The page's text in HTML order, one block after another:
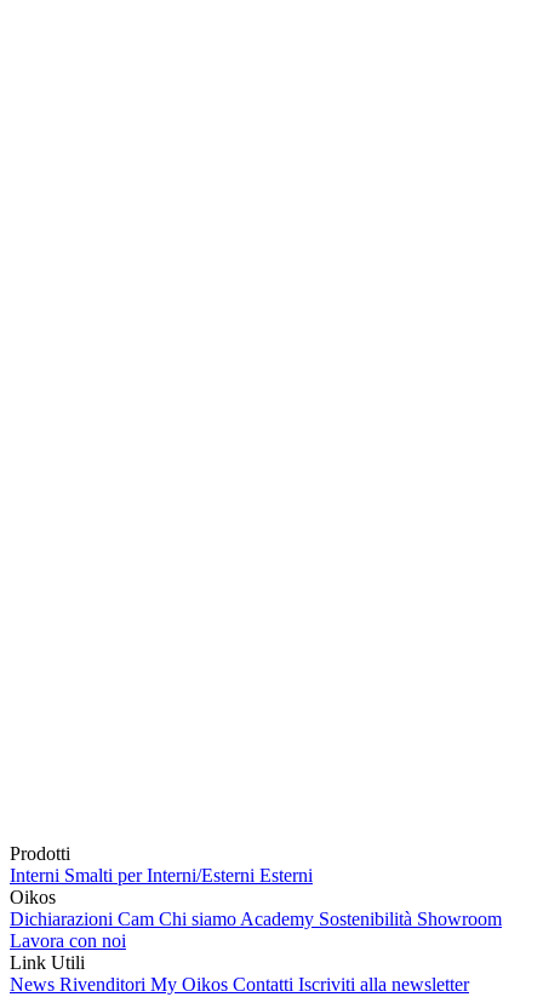
Prodotti
Interni Smalti per Interni/Esterni Esterni
Oikos
Dichiarazioni Cam Chi siamo Academy Sostenibilità Showroom
Lavora con noi
Link Utili
News Rivenditori My Oikos Contatti Iscriviti alla newsletter